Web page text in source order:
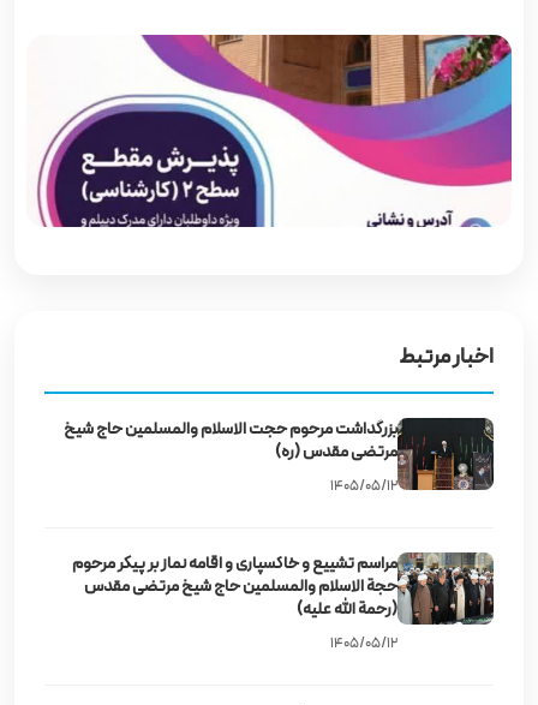
اخبار مرتبط
بزرگداشت مرحوم حجت‌ الاسلام والمسلمین حاج شیخ
مرتضی مقدس (ره)
۱۴۰۵/۰۵/۱۲
مراسم تشییع و خاکسپاری و اقامه نماز بر پیکر مرحوم
حجة الاسلام والمسلمین حاج شیخ مرتضی مقدس
(رحمة الله علیه)
۱۴۰۵/۰۵/۱۲